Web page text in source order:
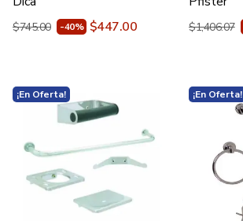
$745.00 -40% $447.00 $1,406.07
¡En Oferta! ¡En Oferta!